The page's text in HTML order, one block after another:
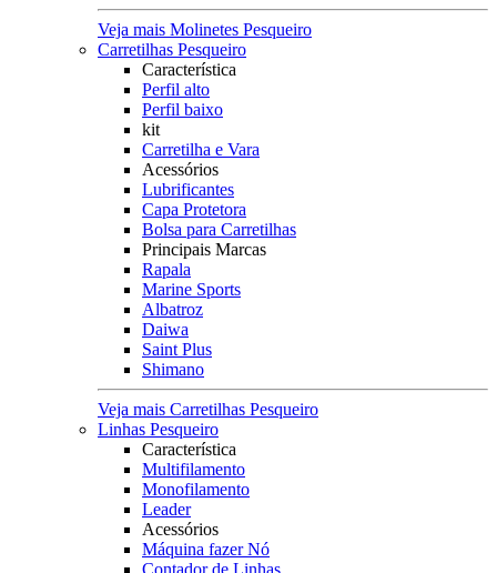
Veja mais Molinetes Pesqueiro
Carretilhas Pesqueiro
Característica
Perfil alto
Perfil baixo
kit
Carretilha e Vara
Acessórios
Lubrificantes
Capa Protetora
Bolsa para Carretilhas
Principais Marcas
Rapala
Marine Sports
Albatroz
Daiwa
Saint Plus
Shimano
Veja mais Carretilhas Pesqueiro
Linhas Pesqueiro
Característica
Multifilamento
Monofilamento
Leader
Acessórios
Máquina fazer Nó
Contador de Linhas